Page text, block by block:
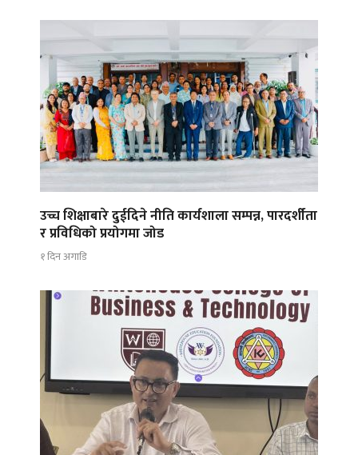
उच्च शिक्षाबारे दुईदिने नीति कार्यशाला सम्पन्न, पारदर्शीता
र प्रविधिको प्रयोगमा जोड
१ दिन अगाडि